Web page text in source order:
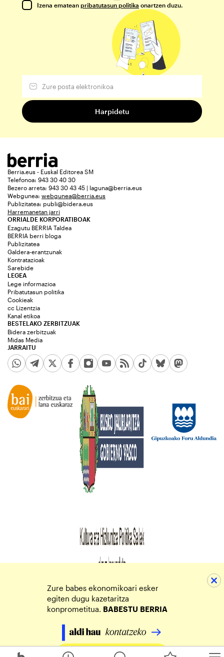
Izena ematean pribatutasun politika onartzen duzu.
Berria.eus - Euskal Editorea SM
Telefonoa: 943 30 40 30
Bezero arreta: 943 30 43 45 | laguna@berria.eus
Webgunea: webgunea@berria.eus
Publizitatea: publi@bidera.eus
Harremanetan jarri
ORRIALDE KORPORATIBOAK
Ezagutu BERRIA Taldea
BERRIA berri bloga
Publizitatea
Galdera-erantzunak
Kontratazioak
Sarebide
JARRAITU
LEGEA
Lege informazioa
Pribatutasun politika
Cookieak
cc Lizentzia
Kanal etikoa
BESTELAKO ZERBITZUAK
Bidera zerbitzuak
Midas Media
Zure babes ekonomikoari esker
egiten dugu kazetaritza
konprometitua. BABESTU BERRIA
Egin zure ekarpena